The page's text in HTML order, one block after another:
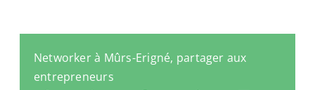
Networker à Mûrs-Erigné, partager aux
entrepreneurs